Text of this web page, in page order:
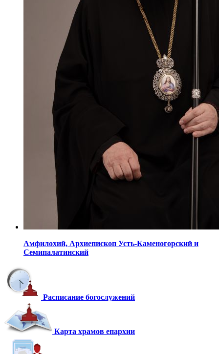
Амфилохий, Архиепископ Усть-Каменогорский и
Семипалатинский
Расписание богослужений
Карта храмов епархии